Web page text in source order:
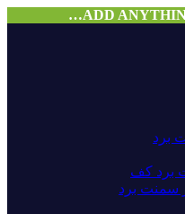
ADD
برد
برد کف
سمنت برد